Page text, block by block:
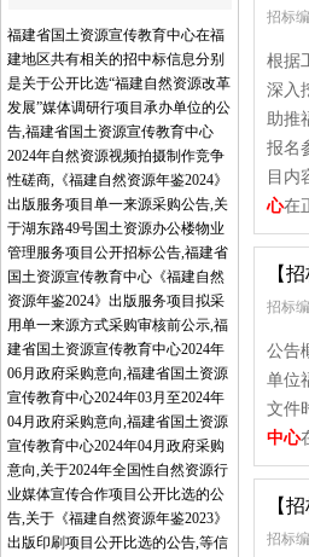
福建省国土资源宣传教育中心在福
建地区共有相关的招中标信息分别
是关于公开比选“福建自然资源改革
发展”媒体调研行项目承办单位的公
告,福建省国土资源宣传教育中心
2024年自然资源视频拍摄制作竞争
性磋商,《福建自然资源年鉴2024》
出版服务项目单一来源采购公告,关
于湖东路49号国土资源办公楼物业
管理服务项目公开招标公告,福建省
国土资源宣传教育中心《福建自然
资源年鉴2024》出版服务项目拟采
用单一来源方式采购审核前公示,福
建省国土资源宣传教育中心2024年
06月政府采购意向,福建省国土资源
宣传教育中心2024年03月至2024年
04月政府采购意向,福建省国土资源
宣传教育中心2024年04月政府采购
意向,关于2024年全国性自然资源行
业媒体宣传合作项目公开比选的公
告,关于《福建自然资源年鉴2023》
出版印刷项目公开比选的公告,等信
招标
根据
深入
助推
报名
目内
心在
【
招标
公告
单位
文件
中心
【
招标